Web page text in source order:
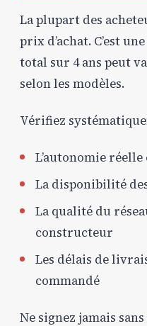
La plupart des
prix d’achat. C’est
total sur 4 ans peut
selon les modèles.
Vérifiez
L’autonomie
La disponibilité
La qualité du
constructeur
Les délais de
commandé
Ne signez jamais